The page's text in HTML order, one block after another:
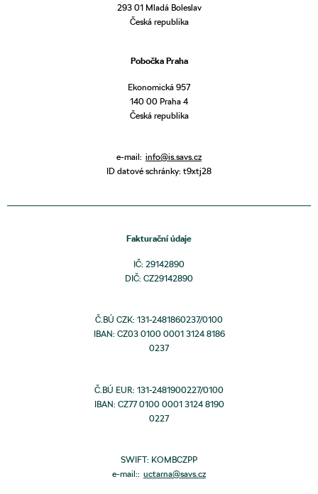
293 01 Mladá Boleslav
Česká republika
Pobočka Praha
Ekonomická 957
140 00 Praha 4
Česká republika
e-mail: info@is.savs.cz
ID datové schránky: t9xtj28
Fakturační údaje
IČ: 29142890
DIČ: CZ29142890
Č.BÚ CZK: 131-2481860237/0100
IBAN: CZ03 0100 0001 3124 8186
0237
Č.BÚ EUR: 131-2481900227/0100
IBAN: CZ77 0100 0001 3124 8190
0227
SWIFT: KOMBCZPP
e-mail:: uctarna@savs.cz